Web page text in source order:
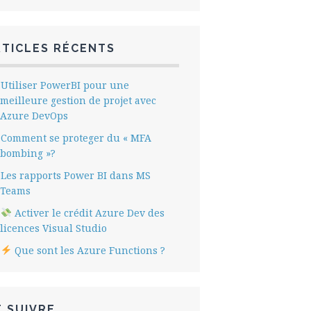
RÉCENTS
Utiliser PowerBI pour une
meilleure gestion de projet avec
Azure DevOps
Comment se proteger du « MFA
bombing »?
Les rapports Power BI dans MS
Teams
Activer le crédit Azure Dev des
licences Visual Studio
Que sont les Azure Functions ?